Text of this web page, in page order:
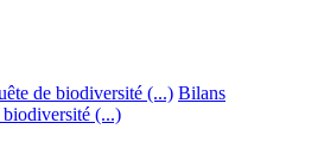
de biodiversité (...) Bilans
(...)